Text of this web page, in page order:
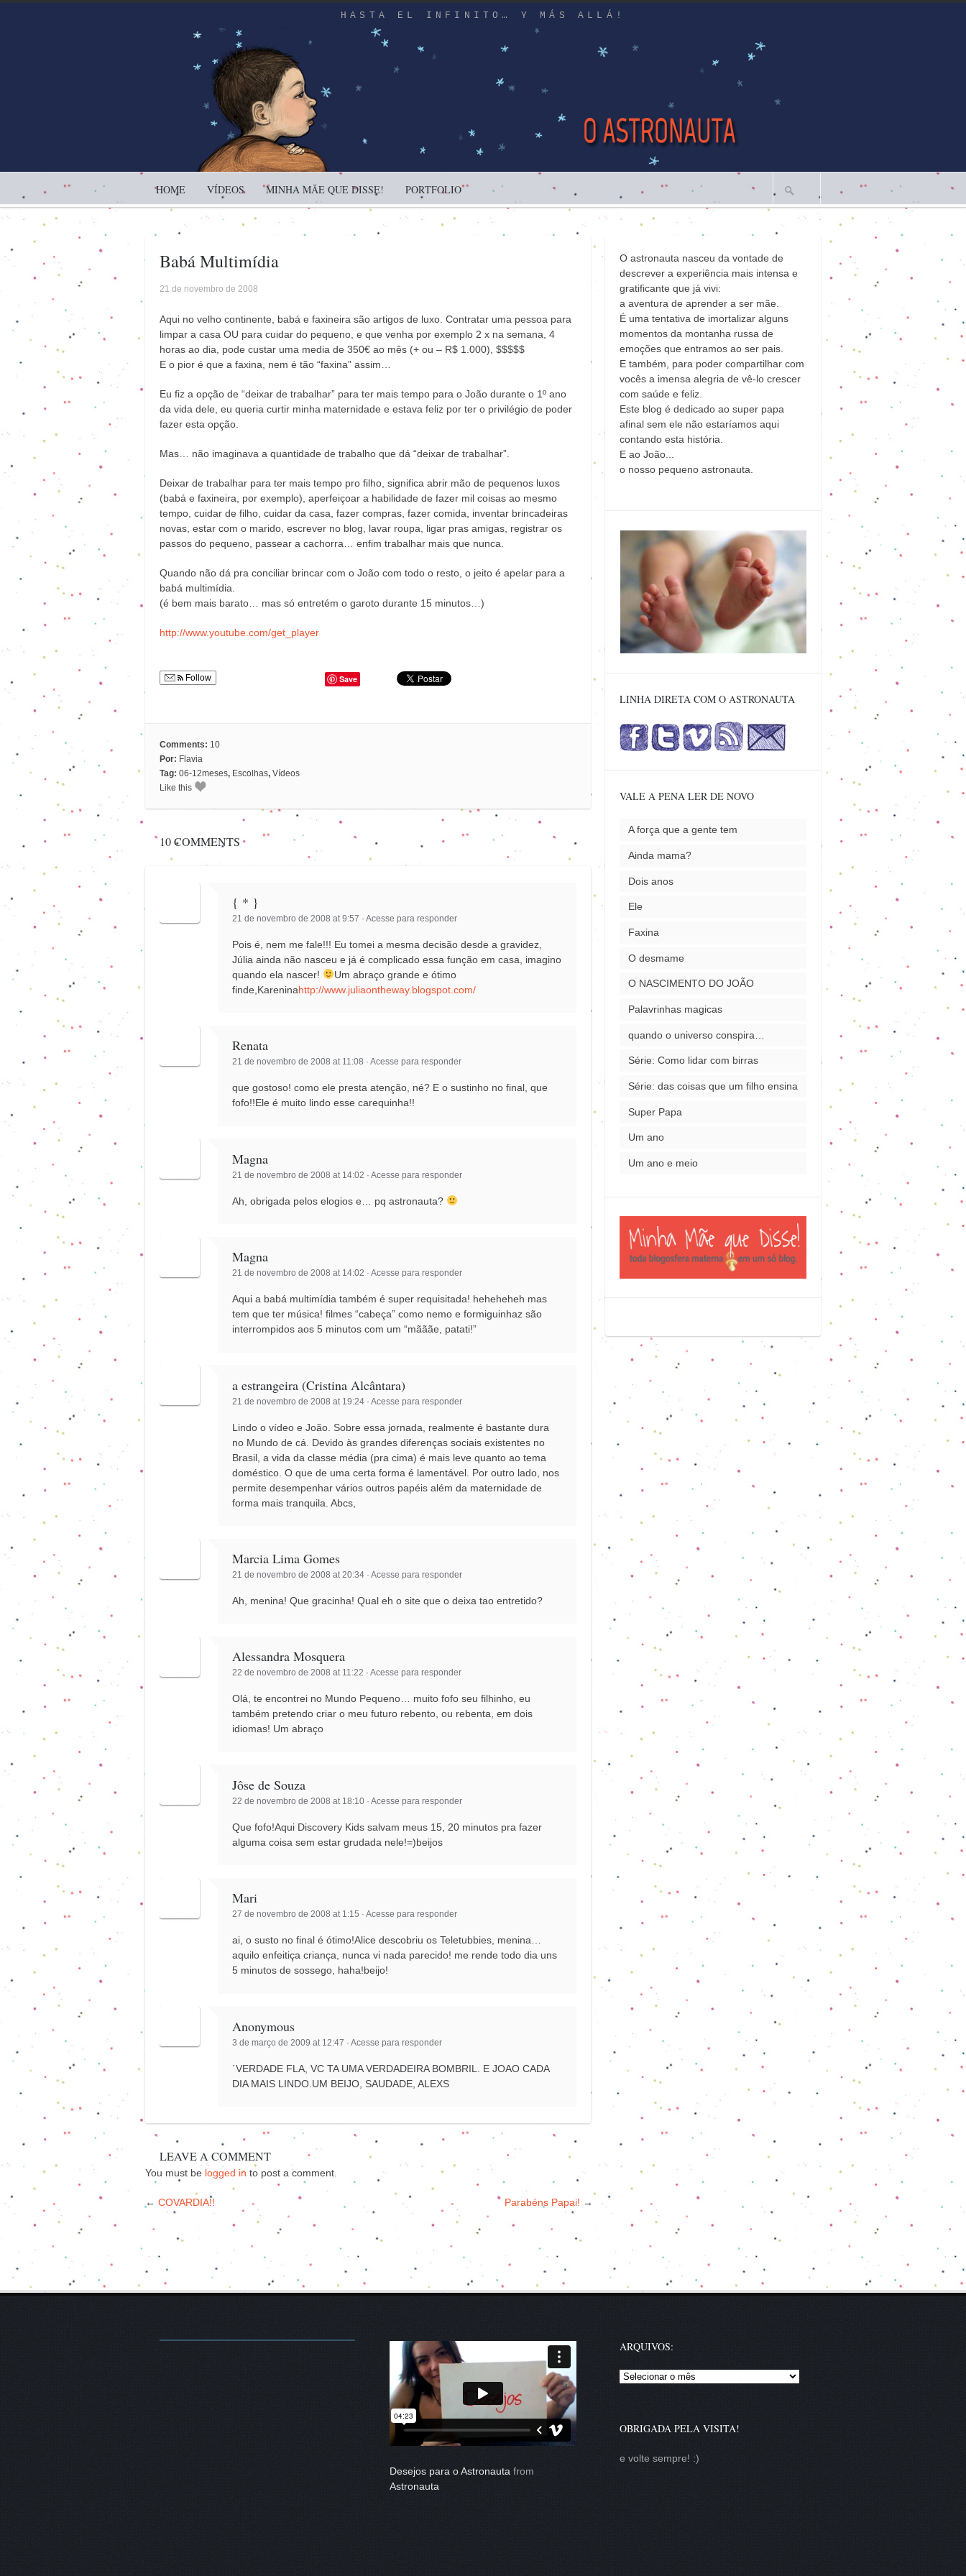
HASTA EL INFINITO… Y MÁS ALLÁ!
HOME VÍDEOS MINHA MÃE QUE DISSE! PORTFOLIO
Babá Multimídia
21 de novembro de 2008
Aqui no velho continente, babá e faxineira são artigos de luxo. Contratar uma pessoa para
limpar a casa OU para cuidar do pequeno, e que venha por exemplo 2 x na semana, 4
horas ao dia, pode custar uma media de 350€ ao mês (+ ou – R$ 1.000), $$$$$
E o pior é que a faxina, nem é tão “faxina” assim…
Eu fiz a opção de “deixar de trabalhar” para ter mais tempo para o João durante o 1º ano
da vida dele, eu queria curtir minha maternidade e estava feliz por ter o privilégio de poder
fazer esta opção.
Mas… não imaginava a quantidade de trabalho que dá “deixar de trabalhar”.
Deixar de trabalhar para ter mais tempo pro filho, significa abrir mão de pequenos luxos
(babá e faxineira, por exemplo), aperfeiçoar a habilidade de fazer mil coisas ao mesmo
tempo, cuidar de filho, cuidar da casa, fazer compras, fazer comida, inventar brincadeiras
novas, estar com o marido, escrever no blog, lavar roupa, ligar pras amigas, registrar os
passos do pequeno, passear a cachorra… enfim trabalhar mais que nunca.
Quando não dá pra conciliar brincar com o João com todo o resto, o jeito é apelar para a
babá multimídia.
(é bem mais barato… mas só entretém o garoto durante 15 minutos…)
http://www.youtube.com/get_player
Follow Save
Comments: 10
Por: Flavia
Tag: 06-12meses, Escolhas, Vídeos
Like this
10 COMMENTS
{ * }
21 de novembro de 2008 at 9:57 ·Acesse para responder
Pois é, nem me fale!!! Eu tomei a mesma decisão desde a gravidez,
Júlia ainda não nasceu e já é complicado essa função em casa, imagino
quando ela nascer!
Um abraço grande e ótimo
finde,Kareninahttp://www.juliaontheway.blogspot.com/
Renata
21 de novembro de 2008 at 11:08 ·Acesse para responder
que gostoso! como ele presta atenção, né? E o sustinho no final, que
fofo!!Ele é muito lindo esse carequinha!!
Magna
21 de novembro de 2008 at 14:02 ·Acesse para responder
Ah, obrigada pelos elogios e… pq astronauta?
Magna
21 de novembro de 2008 at 14:02 ·Acesse para responder
Aqui a babá multimídia também é super requisitada! heheheheh mas
tem que ter música! filmes “cabeça” como nemo e formiguinhaz são
interrompidos aos 5 minutos com um “mãããe, patati!”
a estrangeira (Cristina Alcântara)
21 de novembro de 2008 at 19:24 ·Acesse para responder
Lindo o vídeo e João. Sobre essa jornada, realmente é bastante dura
no Mundo de cá. Devido às grandes diferenças sociais existentes no
Brasil, a vida da classe média (pra cima) é mais leve quanto ao tema
doméstico. O que de uma certa forma é lamentável. Por outro lado, nos
permite desempenhar vários outros papéis além da maternidade de
forma mais tranquila. Abcs,
Marcia Lima Gomes
21 de novembro de 2008 at 20:34 ·Acesse para responder
Ah, menina! Que gracinha! Qual eh o site que o deixa tao entretido?
Alessandra Mosquera
22 de novembro de 2008 at 11:22 ·Acesse para responder
Olá, te encontrei no Mundo Pequeno… muito fofo seu filhinho, eu
também pretendo criar o meu futuro rebento, ou rebenta, em dois
idiomas! Um abraço
Jôse de Souza
22 de novembro de 2008 at 18:10 ·Acesse para responder
Que fofo!Aqui Discovery Kids salvam meus 15, 20 minutos pra fazer
alguma coisa sem estar grudada nele!=)beijos
Mari
27 de novembro de 2008 at 1:15 ·Acesse para responder
ai, o susto no final é ótimo!Alice descobriu os Teletubbies, menina…
aquilo enfeitiça criança, nunca vi nada parecido! me rende todo dia uns
5 minutos de sossego, haha!beijo!
Anonymous
3 de março de 2009 at 12:47 ·Acesse para responder
´VERDADE FLA, VC TA UMA VERDADEIRA BOMBRIL. E JOAO CADA
DIA MAIS LINDO.UM BEIJO, SAUDADE, ALEXS
LEAVE A COMMENT
You must be logged in to post a comment.
← COVARDIA!! Parabéns Papai! →
O astronauta nasceu da vontade de
descrever a experiência mais intensa e
gratificante que já vivi:
a aventura de aprender a ser mãe.
É uma tentativa de imortalizar alguns
momentos da montanha russa de
emoções que entramos ao ser pais.
E também, para poder compartilhar com
vocês a imensa alegria de vê-lo crescer
com saúde e feliz.
Este blog é dedicado ao super papa
afinal sem ele não estaríamos aqui
contando esta história.
E ao João...
o nosso pequeno astronauta.
LINHA DIRETA COM O ASTRONAUTA
VALE A PENA LER DE NOVO
A força que a gente tem
Ainda mama?
Dois anos
Ele
Faxina
O desmame
O NASCIMENTO DO JOÃO
Palavrinhas magicas
quando o universo conspira…
Série: Como lidar com birras
Série: das coisas que um filho ensina
Super Papa
Um ano
Um ano e meio
Desejos para o Astronauta from
Astronauta
ARQUIVOS:
Arquivos:
OBRIGADA PELA VISITA!
e volte sempre! :)